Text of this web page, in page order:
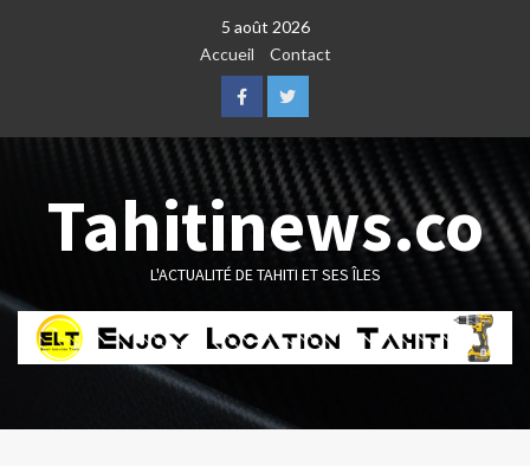
5 août 2026
Accueil
Contact
FacebookTwitter
Tahitinews.co
L'ACTUALITÉ DE TAHITI ET SES ÎLES